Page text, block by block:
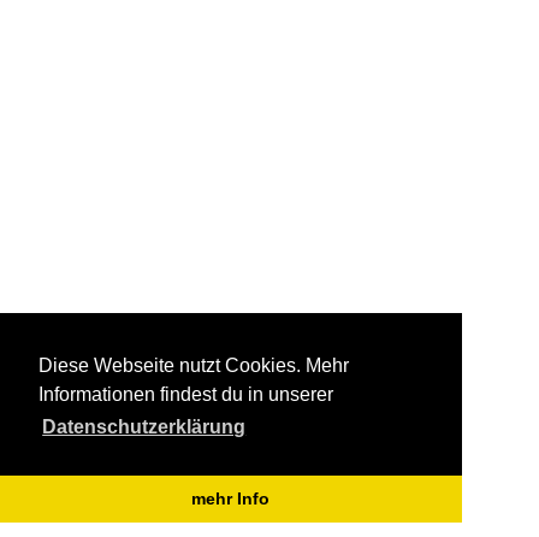
Diese Webseite nutzt Cookies. Mehr
Informationen findest du in unserer
Datenschutzerklärung
mehr Info